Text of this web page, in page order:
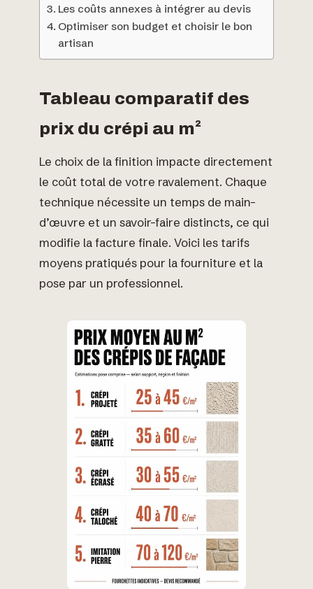
Les coûts annexes à intégrer au devis
Optimiser son budget et choisir le bon
artisan
Tableau comparatif des
prix du crépi au m²
Le choix de la finition impacte directement
le coût total de votre ravalement. Chaque
technique nécessite un temps de main-
d’œuvre et un savoir-faire distincts, ce qui
modifie la facture finale. Voici les tarifs
moyens pratiqués pour la fourniture et la
pose par un professionnel.